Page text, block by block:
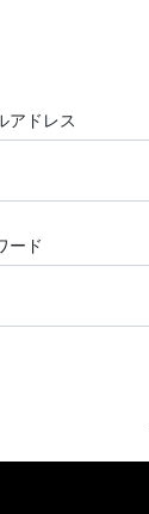
アドレス
ード